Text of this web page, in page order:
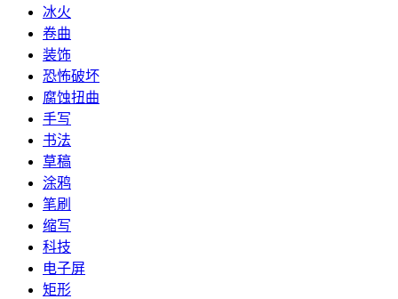
冰火
卷曲
装饰
恐怖破坏
腐蚀扭曲
手写
书法
草稿
涂鸦
笔刷
缩写
科技
电子屏
矩形